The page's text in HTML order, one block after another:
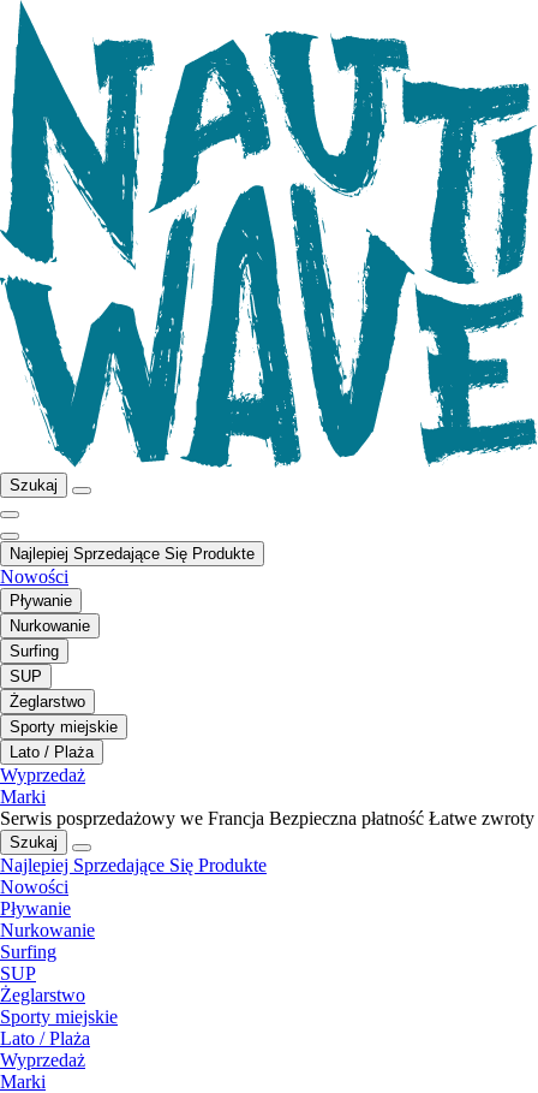
Szukaj
Najlepiej Sprzedające Się Produkte
Nowości
Pływanie
Nurkowanie
Surfing
SUP
Żeglarstwo
Sporty miejskie
Lato / Plaża
Wyprzedaż
Marki
Serwis posprzedażowy we Francja Bezpieczna płatność Łatwe zwroty
Szukaj
Najlepiej Sprzedające Się Produkte
Nowości
Pływanie
Nurkowanie
Surfing
SUP
Żeglarstwo
Sporty miejskie
Lato / Plaża
Wyprzedaż
Marki